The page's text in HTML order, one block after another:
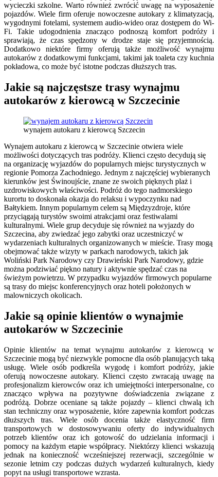
wycieczki szkolne. Warto również zwrócić uwagę na wyposażenie
pojazdów. Wiele firm oferuje nowoczesne autokary z klimatyzacją,
wygodnymi fotelami, systemem audio-wideo oraz dostępem do Wi-
Fi. Takie udogodnienia znacząco podnoszą komfort podróży i
sprawiają, że czas spędzony w drodze staje się przyjemnością.
Dodatkowo niektóre firmy oferują także możliwość wynajmu
autokarów z dodatkowymi funkcjami, takimi jak toaleta czy kuchnia
pokładowa, co może być istotne podczas dłuższych tras.
Jakie są najczęstsze trasy wynajmu
autokarów z kierowcą w Szczecinie
wynajem autokaru z kierowcą Szczecin
Wynajem autokaru z kierowcą w Szczecinie otwiera wiele
możliwości dotyczących tras podróży. Klienci często decydują się
na organizację wyjazdów do popularnych miejsc turystycznych w
regionie Pomorza Zachodniego. Jednym z najczęściej wybieranych
kierunków jest Świnoujście, znane ze swoich pięknych plaż i
uzdrowiskowych właściwości. Podróż do tego nadmorskiego
kurortu to doskonała okazja do relaksu i wypoczynku nad
Bałtykiem. Innym popularnym celem są Międzyzdroje, które
przyciągają turystów swoimi atrakcjami oraz festiwalami
kulturalnymi. Wiele grup decyduje się również na wyjazdy do
Szczecina, aby zwiedzać jego zabytki oraz uczestniczyć w
wydarzeniach kulturalnych organizowanych w mieście. Trasy mogą
obejmować także wizyty w parkach narodowych, takich jak
Woliński Park Narodowy czy Drawieński Park Narodowy, gdzie
można podziwiać piękno natury i aktywnie spędzać czas na
świeżym powietrzu. W przypadku wyjazdów firmowych popularne
są trasy do miejsc konferencyjnych oraz hoteli położonych w
malowniczych okolicach.
Jakie są opinie klientów o wynajmie
autokarów w Szczecinie
Opinie klientów na temat wynajmu autokarów z kierowcą w
Szczecinie mogą być niezwykle pomocne dla osób planujących taką
usługę. Wiele osób podkreśla wygodę i komfort podróży, jakie
oferują nowoczesne autokary. Klienci często zwracają uwagę na
profesjonalizm kierowców oraz ich umiejętności interpersonalne, co
znacząco wpływa na pozytywne doświadczenia związane z
podróżą. Dobrze oceniane są także pojazdy – klienci chwalą ich
stan techniczny oraz wyposażenie, które zapewnia komfort podczas
dłuższych tras. Wiele osób docenia także elastyczność firm
transportowych w dostosowywaniu oferty do indywidualnych
potrzeb klientów oraz ich gotowość do udzielania informacji i
pomocy na każdym etapie współpracy. Niektórzy klienci wskazują
jednak na konieczność wcześniejszej rezerwacji, szczególnie w
sezonie letnim czy podczas dużych wydarzeń kulturalnych, kiedy
popyt na usługi transportowe wzrasta.